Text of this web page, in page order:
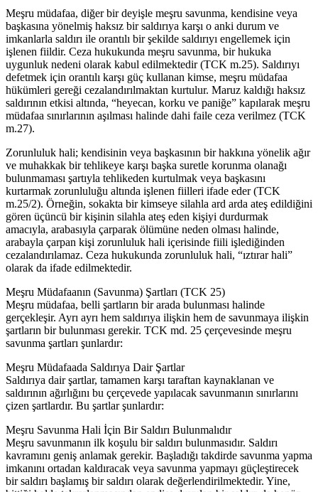
Meşru müdafaa, diğer bir deyişle meşru savunma, kendisine veya
başkasına yönelmiş haksız bir saldırıya karşı o anki durum ve
imkanlarla saldırı ile orantılı bir şekilde saldırıyı engellemek için
işlenen fiildir. Ceza hukukunda meşru savunma, bir hukuka
uygunluk nedeni olarak kabul edilmektedir (TCK m.25). Saldırıyı
defetmek için orantılı karşı güç kullanan kimse, meşru müdafaa
hükümleri gereği cezalandırılmaktan kurtulur. Maruz kaldığı haksız
saldırının etkisi altında, “heyecan, korku ve paniğe” kapılarak meşru
müdafaa sınırlarının aşılması halinde dahi faile ceza verilmez (TCK
m.27).
Zorunluluk hali; kendisinin veya başkasının bir hakkına yönelik ağır
ve muhakkak bir tehlikeye karşı başka suretle korunma olanağı
bulunmaması şartıyla tehlikeden kurtulmak veya başkasını
kurtarmak zorunluluğu altında işlenen fiilleri ifade eder (TCK
m.25/2). Örneğin, sokakta bir kimseye silahla ard arda ateş edildiğini
gören üçüncü bir kişinin silahla ateş eden kişiyi durdurmak
amacıyla, arabasıyla çarparak ölümüne neden olması halinde,
arabayla çarpan kişi zorunluluk hali içerisinde fiili işlediğinden
cezalandırılamaz. Ceza hukukunda zorunluluk hali, “ıztırar hali”
olarak da ifade edilmektedir.
Meşru Müdafaanın (Savunma) Şartları (TCK 25)
Meşru müdafaa, belli şartların bir arada bulunması halinde
gerçekleşir. Ayrı ayrı hem saldırıya ilişkin hem de savunmaya ilişkin
şartların bir bulunması gerekir. TCK md. 25 çerçevesinde meşru
savunma şartları şunlardır:
Meşru Müdafaada Saldırıya Dair Şartlar
Saldırıya dair şartlar, tamamen karşı taraftan kaynaklanan ve
saldırının ağırlığını bu çerçevede yapılacak savunmanın sınırlarını
çizen şartlardır. Bu şartlar şunlardır:
Meşru Savunma Hali İçin Bir Saldırı Bulunmalıdır
Meşru savunmanın ilk koşulu bir saldırı bulunmasıdır. Saldırı
kavramını geniş anlamak gerekir. Başladığı takdirde savunma yapma
imkanını ortadan kaldıracak veya savunma yapmayı güçleştirecek
bir saldırı başlamış bir saldırı olarak değerlendirilmektedir. Yine,